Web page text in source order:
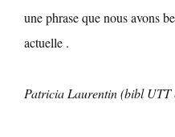
une phrase que nous avons
actuelle .
Patricia Laurentin (bibl